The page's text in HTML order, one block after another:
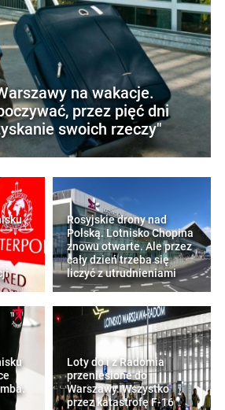
na wakacje.
przez pięć dni
swoich rzeczy"
Rosyjskie drony nad
Polską. Lotnisko Chopina
znowu otwarte. Ale przez
cały dzień trzeba się
liczyć z utrudnieniami
Loty do i z Radomia
przeniesione do
Warszawy. Wszystko
przez katastrofę F-16